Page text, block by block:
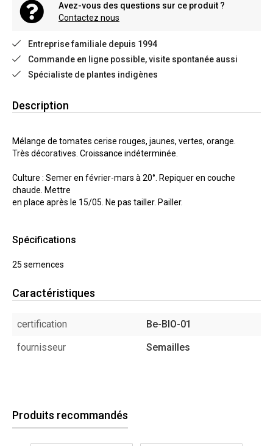
Avez-vous des questions sur ce produit ?
Contactez nous
Entreprise familiale depuis 1994
Commande en ligne possible, visite spontanée aussi
Spécialiste de plantes indigènes
Description
Mélange de tomates cerise rouges, jaunes, vertes, orange.
Très décoratives. Croissance indéterminée.
Culture : Semer en février-mars à 20°. Repiquer en couche
chaude. Mettre
en place après le 15/05. Ne pas tailler. Pailler.
Spécifications
25 semences
Caractéristiques
certification
Be-BIO-01
fournisseur
Semailles
Produits recommandés